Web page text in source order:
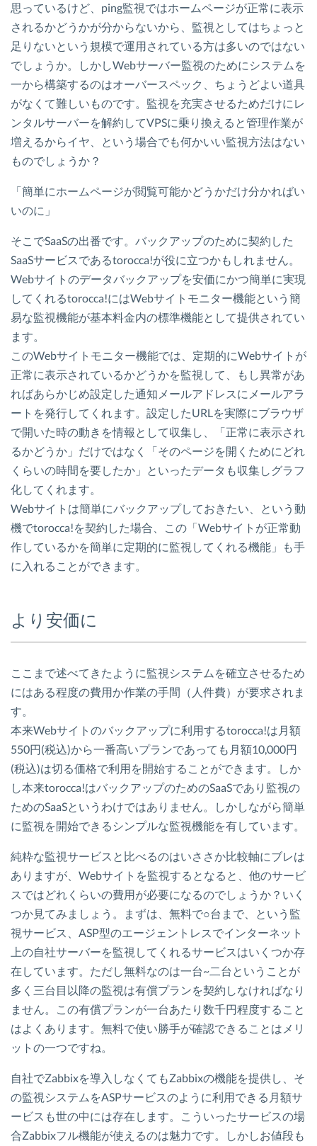
思っているけど、ping監視ではホームページが正常に表示
されるかどうかが分からないから、監視としてはちょっと
足りないという規模で運用されている方は多いのではない
でしょうか。しかしWebサーバー監視のためにシステムを
一から構築するのはオーバースペック、ちょうどよい道具
がなくて難しいものです。監視を充実させるためだけにレ
ンタルサーバーを解約してVPSに乗り換えると管理作業が
増えるからイヤ、という場合でも何かいい監視方法はない
ものでしょうか？
「簡単にホームページが閲覧可能かどうかだけ分かればい
いのに」
そこでSaaSの出番です。バックアップのために契約した
SaaSサービスであるtorocca!が役に立つかもしれません。
Webサイトのデータバックアップを安価にかつ簡単に実現
してくれるtorocca!にはWebサイトモニター機能という簡
易な監視機能が基本料金内の標準機能として提供されてい
ます。
このWebサイトモニター機能では、定期的にWebサイトが
正常に表示されているかどうかを監視して、もし異常があ
ればあらかじめ設定した通知メールアドレスにメールアラ
ートを発行してくれます。設定したURLを実際にブラウザ
で開いた時の動きを情報として収集し、「正常に表示され
るかどうか」だけではなく「そのページを開くためにどれ
くらいの時間を要したか」といったデータも収集しグラフ
化してくれます。
Webサイトは簡単にバックアップしておきたい、という動
機でtorocca!を契約した場合、この「Webサイトが正常動
作しているかを簡単に定期的に監視してくれる機能」も手
に入れることができます。
より安価に
ここまで述べてきたように監視システムを確立させるため
にはある程度の費用か作業の手間（人件費）が要求されま
す。
本来Webサイトのバックアップに利用するtorocca!は月額
550円(税込)から一番高いプランであっても月額10,000円
(税込)は切る価格で利用を開始することができます。しか
し本来torocca!はバックアップのためのSaaSであり監視の
ためのSaaSというわけではありません。しかしながら簡単
に監視を開始できるシンプルな監視機能を有しています。
純粋な監視サービスと比べるのはいささか比較軸にブレは
ありますが、Webサイトを監視するとなると、他のサービ
スではどれくらいの費用が必要になるのでしょうか？いく
つか見てみましょう。まずは、無料で○台まで、という監
視サービス、ASP型のエージェントレスでインターネット
上の自社サーバーを監視してくれるサービスはいくつか存
在しています。ただし無料なのは一台~二台ということが
多く三台目以降の監視は有償プランを契約しなければなり
ません。この有償プランが一台あたり数千円程度すること
はよくあります。無料で使い勝手が確認できることはメリ
ットの一つですね。
自社でZabbixを導入しなくてもZabbixの機能を提供し、そ
の監視システムをASPサービスのように利用できる月額サ
ービスも世の中には存在します。こういったサービスの場
合Zabbixフル機能が使えるのは魅力です。しかしお値段も